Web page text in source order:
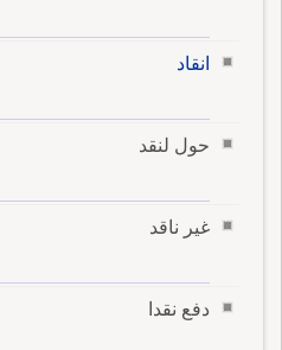
انقاد
حول لنقد
غير ناقد
دفع نقدا